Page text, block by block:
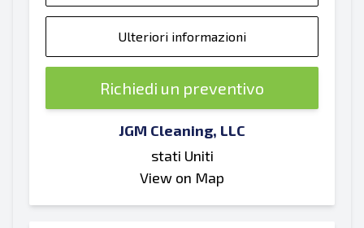
Ulteriori informazioni
Richiedi un preventivo
JGM Cleaning, LLC
stati Uniti
View on Map